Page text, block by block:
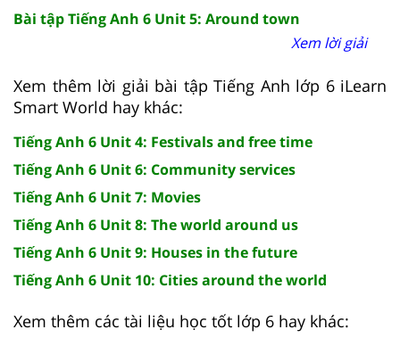
Bài tập Tiếng Anh 6 Unit 5: Around town
Xem lời giải
Xem thêm lời giải bài tập Tiếng Anh lớp 6 iLearn
Smart World hay khác:
Tiếng Anh 6 Unit 4: Festivals and free time
Tiếng Anh 6 Unit 6: Community services
Tiếng Anh 6 Unit 7: Movies
Tiếng Anh 6 Unit 8: The world around us
Tiếng Anh 6 Unit 9: Houses in the future
Tiếng Anh 6 Unit 10: Cities around the world
Xem thêm các tài liệu học tốt lớp 6 hay khác: